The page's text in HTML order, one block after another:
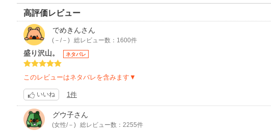
高評価レビュー
でめきんさん
(－/－) 総レビュー数：1600件
盛り沢山。 ネタバレ
このレビューはネタバレを含みます▼
いいね 1件
グウ子さん
(女性/－) 総レビュー数：2255件